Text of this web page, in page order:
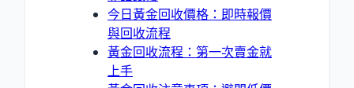
今日黃金回收價格：即時報價
與回收流程
黃金回收流程：第一次賣金就
上手